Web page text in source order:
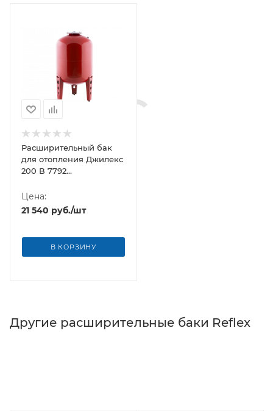
Расширительный бак
для отопления Джилекс
200 В 7792
Цена:
21 540 руб./шт
В КОРЗИНУ
Другие расширительные баки Reflex